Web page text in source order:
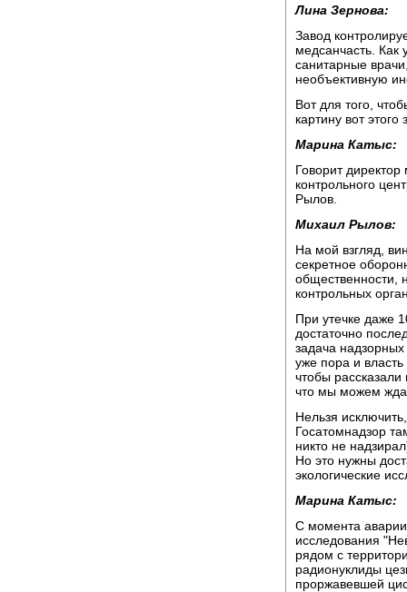
Лина Зернова:
Завод
медсанчасть. Как
санитарные
необъективную
Вот для того,
картину вот этого
Марина Катыс:
Говорит директор
контрольного
Рылов.
Михаил Рылов:
На мой взгляд,
секретное
общественности,
контрольных
При утечке даже
достаточно
задача
уже пора и
чтобы
что мы можем
Нельзя
Госатомнадзор
никто не
Но это нужны
экологические
Марина Катыс:
С момента
исследования
рядом с
радионуклиды
проржавевшей